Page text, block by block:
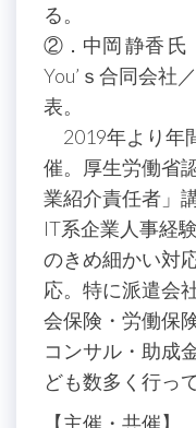
る。
②．中岡 静香 氏
You’ｓ合同会社
表。
2019年より年
催。厚生労働省
業紹介責任者」
IT系企業人事経
のきめ細かい対
応。特に派遣会
会保険・労働保
コンサル・助成
ども数多く行っ
【主催・共催】